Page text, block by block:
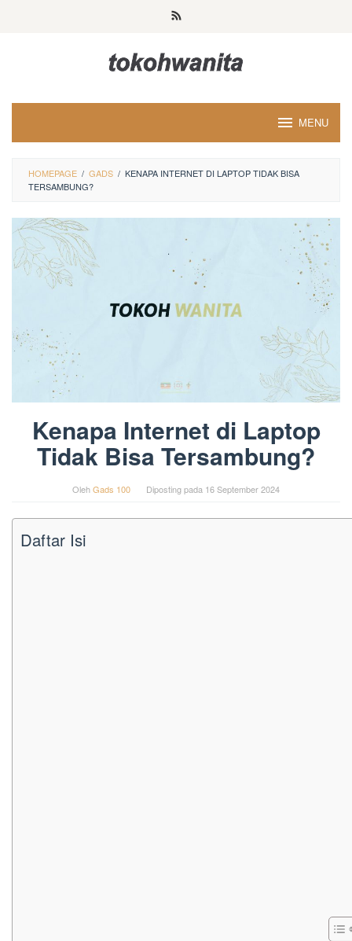
MENU
HOMEPAGE / GADS / KENAPA INTERNET DI LAPTOP TIDAK BISA
TERSAMBUNG?
Kenapa Internet di Laptop
Tidak Bisa Tersambung?
OlehGads 100 Diposting pada 16 September 2024
Daftar Isi